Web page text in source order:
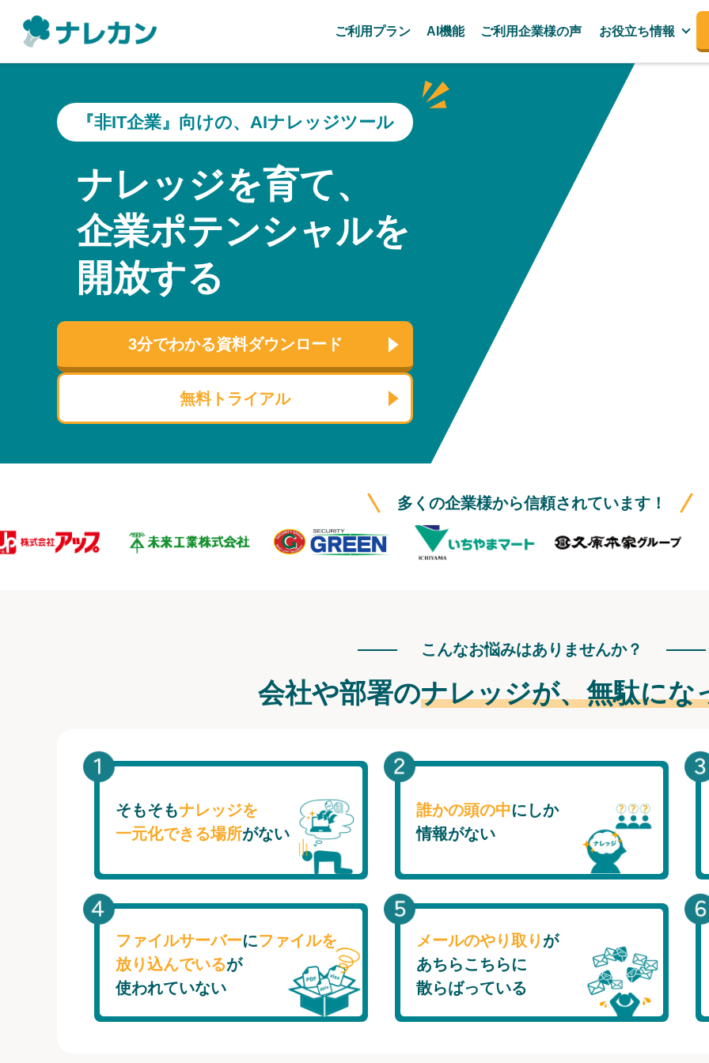
ご利用プラン AI機能 ご利用企業様の声 お役立ち情報
『非IT企業』向けの、AIナレッジツール
ナレッジを育て、
企業ポテンシャルを
開放する
3分でわかる資料ダウンロード
無料トライアル
多くの企業様から信頼されています！
こんなお悩みはありませんか？
会社や部署のナレッジが、無駄にな
そもそもナレッジを
一元化できる場所がない
誰かの頭の中にしか
情報がない
ファイルサーバーにファイルを
放り込んでいるが
使われていない
メールのやり取り が
あちらこちらに
散らばっている